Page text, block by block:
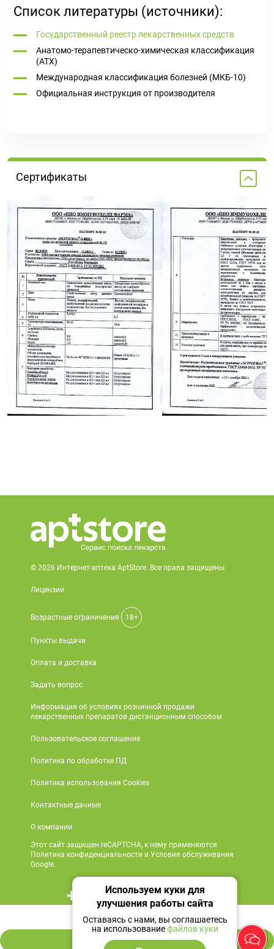
1 130 ₽
В корзину
Список литературы (источники):
Государственный реестр лекарственных средств
Анатомо-терапевтическо-химическая классификация
(ATX)
Международная классификация болезней (МКБ-10)
Официальная инструкция от производителя
Сертификаты
© 2026 Интернет-аптека AptStore. Все права защищены
Лицензии
Возрастные ограничения 18+
Пункты выдачи
Оплата и доставка
Задать вопрос
Информация об условиях розничной продажи
лекарственных препаратов дистанционным способом
Пользовательское соглашение
Политика по обработке ПД
Политика использования Cookies
Контактные данные
О компании
Этот сайт защищен reCAPTCHA, к нему применяются
Политика конфиденциальности и Условия обслуживания
Google.
+7 495 419 18 18
Мы в социальных сетях
Используем куки для
улучшения работы сайта
Оставаясь с нами, вы соглашаетесь
на использованиефайлов куки